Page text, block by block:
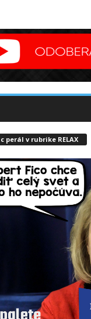
perál v rubrike RELAX